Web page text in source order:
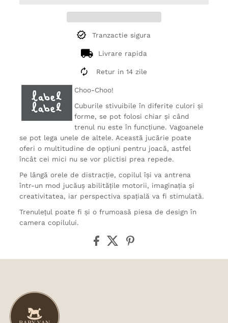
Tranzactie sigura
Livrare rapida
Retur in 14 zile
Choo-Choo!
Cuburile stivuibile în diferite culori și
forme, se pot folosi chiar și când
trenul nu este în funcțiune. Vagoanele
se pot lega unele de altele. Această jucărie poate
oferi o multitudine de opțiuni pentru joacă, astfel
încât cei mici nu se vor plictisi prea repede.
Pe lângă orele de distracție, copilul își va antrena
într-un mod jucăuș abilitățile motorii, imaginația și
creativitatea, iar perspectiva spațială va fi stimulată.
Trenulețul poate fi și o frumoasă piesa de design în
camera copilului.